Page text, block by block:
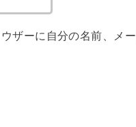
ザーに自分の名前、メ